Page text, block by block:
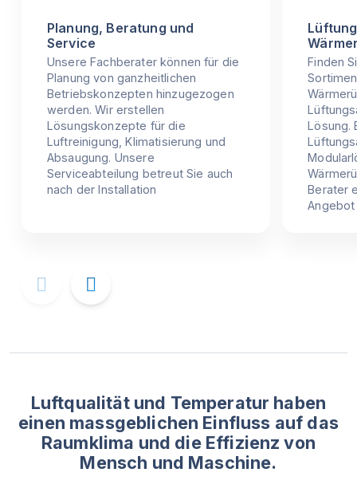
Planung, Beratung und
Service
Unsere Fachberater können für die
Planung von ganzheitlichen
Betriebskonzepten hinzugezogen
werden. Wir erstellen
Lösungskonzepte für die
Luftreinigung, Klimatisierung und
Absaugung. Unsere
Serviceabteilung betreut Sie auch
nach der Installation
Finden
Lösung.
Berater
Luftqualität und Temperatur haben
einen massgeblichen Einfluss auf das
Raumklima und die Effizienz von
Mensch und Maschine.